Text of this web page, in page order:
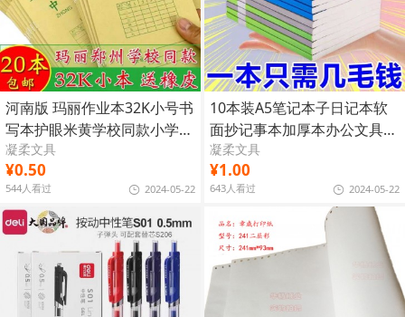
河南版 玛丽作业本32K小号书
写本护眼米黄学校同款小学用
加厚
凝柔文具
¥0.50
544人看过 2024-05-22
10本装A5笔记本子日记本软
面抄记事本加厚本办公文具用
品批发
凝柔文具
¥1.00
643人看过 2024-05-22